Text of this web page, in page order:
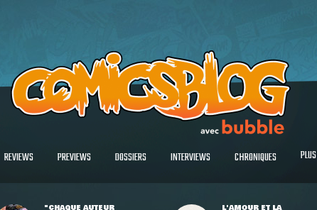
REVIEWS PREVIEWS DOSSIERS INTERVIEWS CHRONIQUES PLUS
"CHAQUE AUTEUR L'AMOUR ET LA